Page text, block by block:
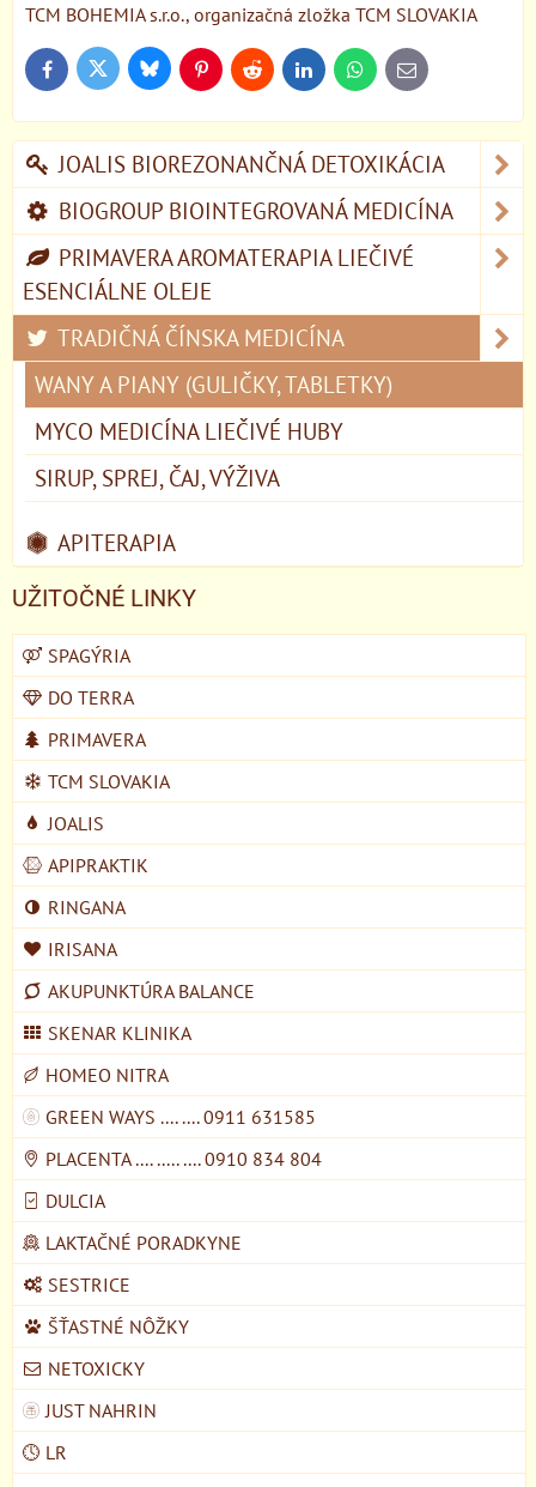
TCM BOHEMIA s.r.o., organizačná zložka TCM SLOVAKIA
FacebookTwitter BlueskyPinterestReddit LinkedInWhatsApp
E-
mail
JOALIS BIOREZONANČNÁ DETOXIKÁCIA
BIOGROUP BIOINTEGROVANÁ MEDICÍNA
PRIMAVERA AROMATERAPIA LIEČIVÉ
ESENCIÁLNE OLEJE
TRADIČNÁ ČÍNSKA MEDICÍNA
WANY A PIANY (GULIČKY, TABLETKY)
MYCO MEDICÍNA LIEČIVÉ HUBY
SIRUP, SPREJ, ČAJ, VÝŽIVA
APITERAPIA
UŽITOČNÉ LINKY
SPAGÝRIA
DO TERRA
PRIMAVERA
TCM SLOVAKIA
JOALIS
APIPRAKTIK
RINGANA
IRISANA
AKUPUNKTÚRA BALANCE
SKENAR KLINIKA
HOMEO NITRA
GREEN WAYS .... .... 0911 631585
PLACENTA .... ..... .... 0910 834 804
DULCIA
LAKTAČNÉ PORADKYNE
SESTRICE
ŠŤASTNÉ NÔŽKY
NETOXICKY
JUST NAHRIN
LR